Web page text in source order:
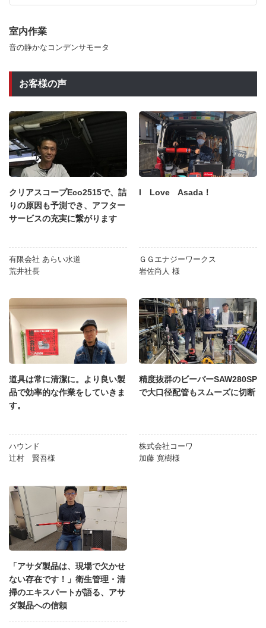
室内作業
音の静かなコンデンサモータ
お客様の声
クリアスコープEco2515で、詰
りの原因も予測でき、アフター
サービスの充実に繋がります
有限会社 あらい水道
荒井社長
I Love Asada！
ＧＧエナジーワークス
岩佐尚人 様
道具は常に清潔に。より良い製
品で効率的な作業をしていきま
す。
ハウンド
辻村 賢吾様
精度抜群のビーバーSAW280SP
で大口径配管もスムーズに切断
株式会社コーワ
加藤 寛樹様
「アサダ製品は、現場で欠かせ
ない存在です！」衛生管理・清
掃のエキスパートが語る、アサ
ダ製品への信頼